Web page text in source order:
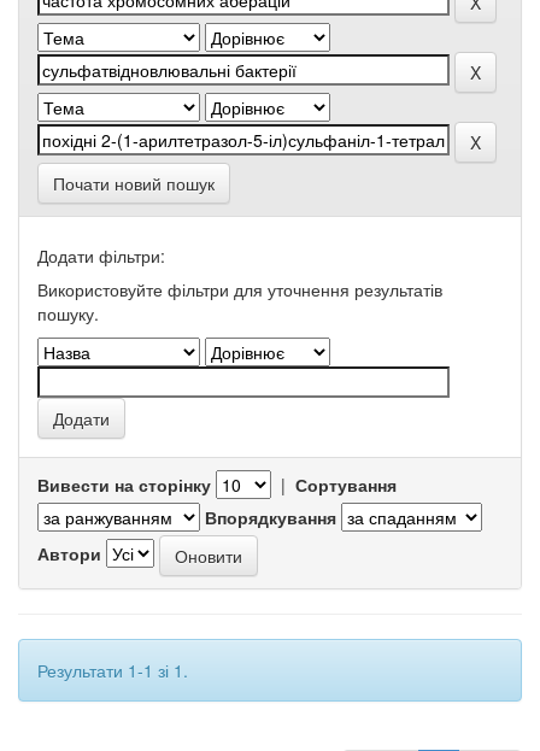
Почати новий пошук
Додати фільтри:
Використовуйте фільтри для уточнення результатів
пошуку.
Вивести на сторінку | Сортування
Впорядкування
Автори
Результати 1-1 зі 1.